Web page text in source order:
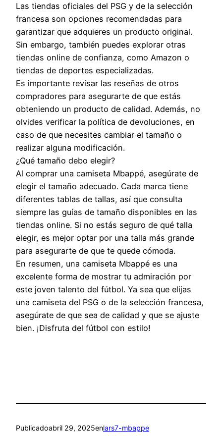
Las tiendas oficiales del PSG y de la selección
francesa son opciones recomendadas para
garantizar que adquieres un producto original.
Sin embargo, también puedes explorar otras
tiendas online de confianza, como Amazon o
tiendas de deportes especializadas.
Es importante revisar las reseñas de otros
compradores para asegurarte de que estás
obteniendo un producto de calidad. Además, no
olvides verificar la política de devoluciones, en
caso de que necesites cambiar el tamaño o
realizar alguna modificación.
¿Qué tamaño debo elegir?
Al comprar una camiseta Mbappé, asegúrate de
elegir el tamaño adecuado. Cada marca tiene
diferentes tablas de tallas, así que consulta
siempre las guías de tamaño disponibles en las
tiendas online. Si no estás seguro de qué talla
elegir, es mejor optar por una talla más grande
para asegurarte de que te quede cómoda.
En resumen, una camiseta Mbappé es una
excelente forma de mostrar tu admiración por
este joven talento del fútbol. Ya sea que elijas
una camiseta del PSG o de la selección francesa,
asegúrate de que sea de calidad y que se ajuste
bien. ¡Disfruta del fútbol con estilo!
Publicadoabril 29, 2025enlars7-mbappe